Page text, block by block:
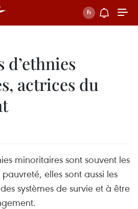
d’ethnies
actrices du
minoritaires sont souvent les
elles sont aussi les
systèmes de survie et à être